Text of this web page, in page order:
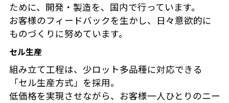
ために、開発・製造を、国内で行っています。
お客様のフィードバックを生かし、日々意欲的に
ものづくりに努めています。
セル生産
組み立て工程は、少ロット多品種に対応できる
「セル生産方式」を採用。
低価格を実現させながら、お客様一人ひとりのニー